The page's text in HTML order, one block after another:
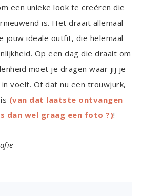
een unieke look te creëren die
is. Het draait allemaal
jouw ideale outfit, die helemaal
Op een dag die draait om
moet je dragen waar jij je
voelt. Of dat nu een trouwjurk,
(van dat laatste ontvangen
dan wel graag een foto ?)!